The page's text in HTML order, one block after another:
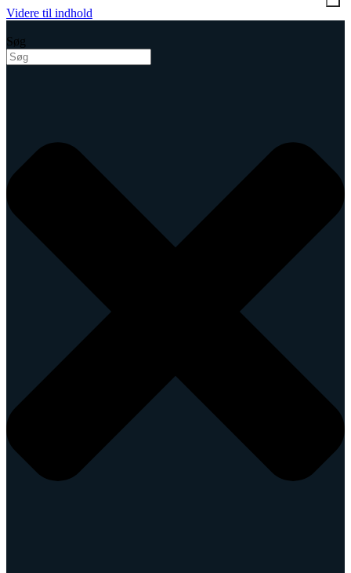
Videre til indhold
Søg